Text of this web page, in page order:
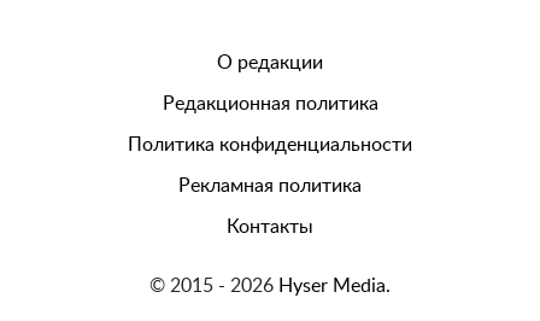
О редакции
Редакционная политика
Политика конфиденциальности
Рекламная политика
Контакты
© 2015 - 2026 Hyser Media.